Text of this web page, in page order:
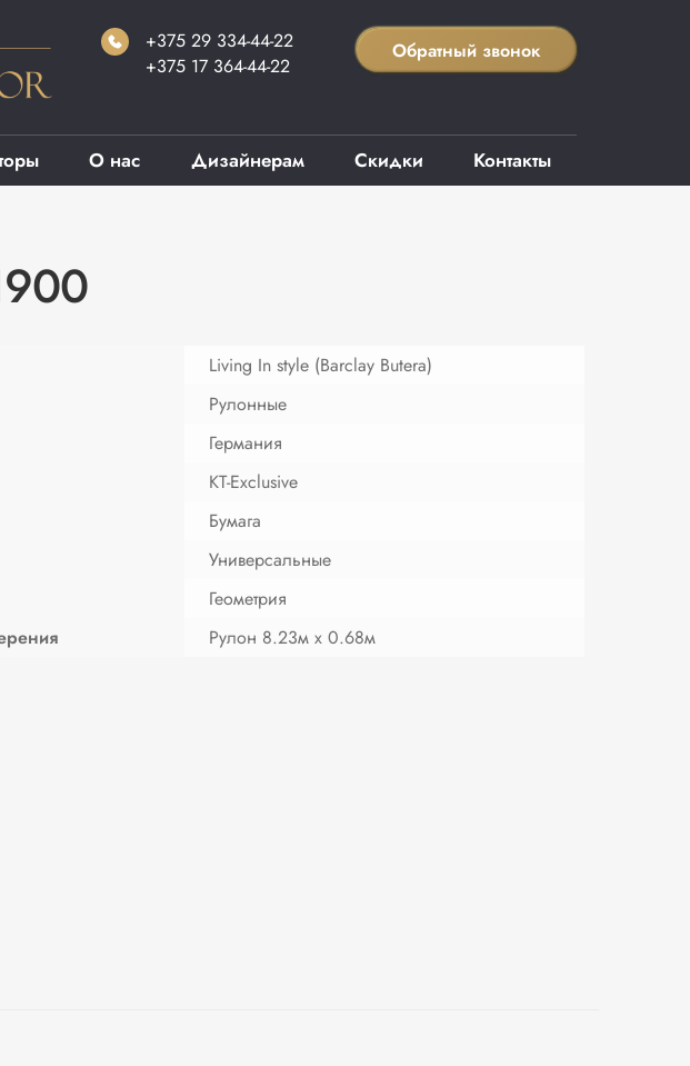
+375 29 334-44-22
+375 17 364-44-22
Обратный звонок
О нас Дизайнерам Скидки Контакты
Living In style (Barclay Butera)
Рулонные
Германия
KT-Exclusive
Бумага
Универсальные
Геометрия
Рулон 8.23м х 0.68м